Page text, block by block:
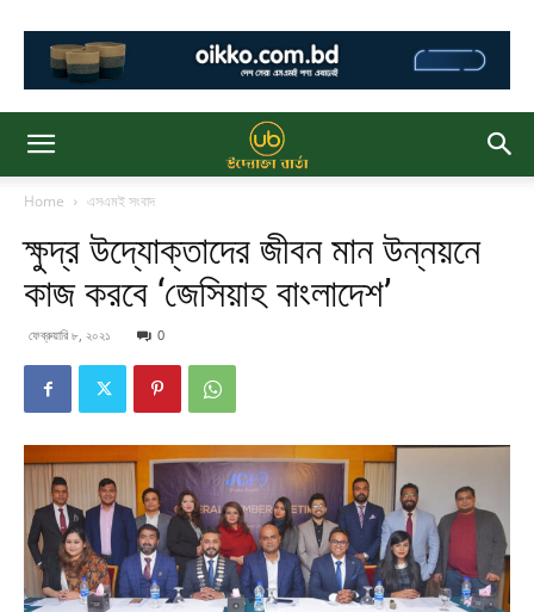
Home এসএমই সংবাদ
ক্ষুদ্র উদ্যোক্তাদের জীবন মান উন্নয়নে
কাজ করবে ‘জেসিয়াহ বাংলাদেশ’
ফেব্রুয়ারি ৮, ২০২১ 0